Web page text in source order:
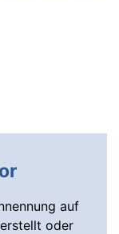
auf
oder